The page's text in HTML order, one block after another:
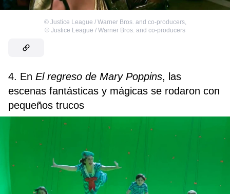
© Justice League / Warner Bros. and co-producers,
© Justice League / Warner Bros. and co-producers
4. En El regreso de Mary Poppins, las
escenas fantásticas y mágicas se rodaron con
pequeños trucos